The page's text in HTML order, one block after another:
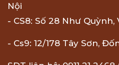
Nội
- CS8: Số 28 Như Quỳnh,
- Cs9: 12/178 Tây Sơn,